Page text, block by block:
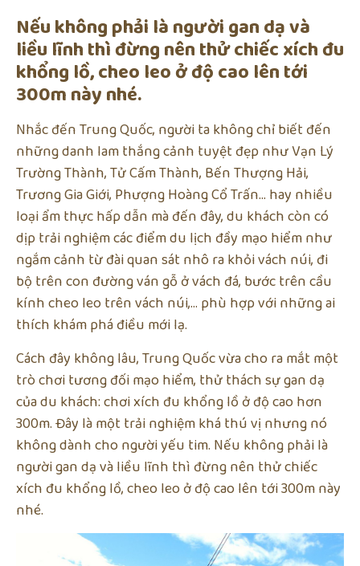
Nếu không phải là người gan dạ và
liều lĩnh thì đừng nên thử chiếc xích đu
khổng lồ, cheo leo ở độ cao lên tới
300m này nhé.
Nhắc đến Trung Quốc, người ta không chỉ biết đến
những danh lam thắng cảnh tuyệt đẹp như Vạn Lý
Trường Thành, Tử Cấm Thành, Bến Thượng Hải,
Trương Gia Giới, Phượng Hoàng Cổ Trấn… hay nhiều
loại ẩm thực hấp dẫn mà đến đây, du khách còn có
dịp trải nghiệm các điểm du lịch đầy mạo hiểm như
ngắm cảnh từ đài quan sát nhô ra khỏi vách núi, đi
bộ trên con đường ván gỗ ở vách đá, bước trên cầu
kính cheo leo trên vách núi,… phù hợp với những ai
thích khám phá điều mới lạ.
Cách đây không lâu, Trung Quốc vừa cho ra mắt một
trò chơi tương đối mạo hiểm, thử thách sự gan dạ
của du khách: chơi xích đu khổng lồ ở độ cao hơn
300m. Đây là một trải nghiệm khá thú vị nhưng nó
không dành cho người yếu tim. Nếu không phải là
người gan dạ và liều lĩnh thì đừng nên thử chiếc
xích đu khổng lồ, cheo leo ở độ cao lên tới 300m này
nhé.